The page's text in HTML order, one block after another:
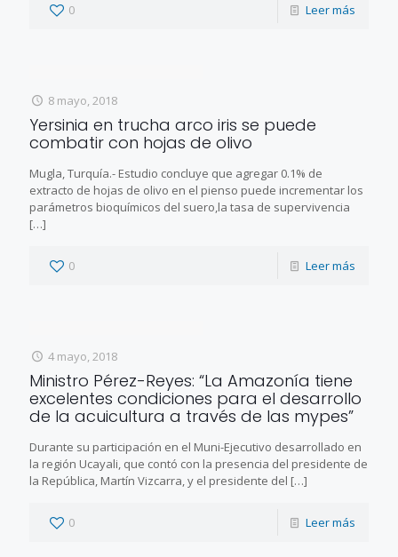
0 Leer más
8 mayo, 2018
Yersinia en trucha arco iris se puede
combatir con hojas de olivo
Mugla, Turquía.- Estudio concluye que agregar 0.1% de
extracto de hojas de olivo en el pienso puede incrementar los
parámetros bioquímicos del suero,la tasa de supervivencia
[…]
0 Leer más
4 mayo, 2018
Ministro Pérez-Reyes: “La Amazonía tiene
excelentes condiciones para el desarrollo
de la acuicultura a través de las mypes”
Durante su participación en el Muni-Ejecutivo desarrollado en
la región Ucayali, que contó con la presencia del presidente de
la República, Martín Vizcarra, y el presidente del […]
0 Leer más